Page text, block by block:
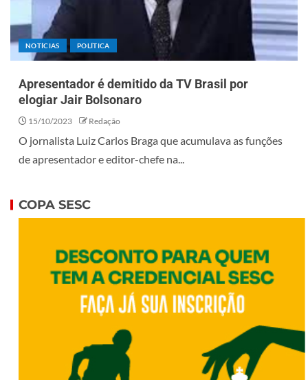
NOTÍCIAS POLÍTICA
Apresentador é demitido da TV Brasil por
elogiar Jair Bolsonaro
15/10/2023 Redação
O jornalista Luiz Carlos Braga que acumulava as funções
de apresentador e editor-chefe na...
COPA SESC